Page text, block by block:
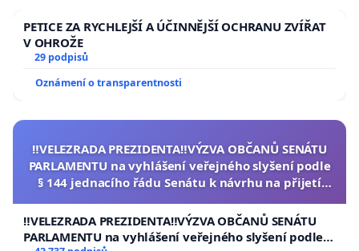
PETICE ZA RYCHLEJŠÍ A ÚČINNĚJŠÍ OCHRANU ZVÍŘAT
V OHROŽE
29 podpisů
Oznámení o transparentnosti
‼️VELEZRADA PREZIDENTA‼️VÝZVA OBČANŮ SENÁTU
PARLAMENTU na vyhlášení veřejného slyšení podle
§ 144 jednacího řádu Senátu k návrhu na přijetí
republiky
‼️VELEZRADA PREZIDENTA‼️VÝZVA OBČANŮ SENÁTU
PARLAMENTU na vyhlášení veřejného slyšení podle §